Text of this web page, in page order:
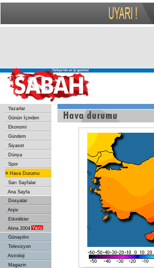
Yazarlar
Günün İçinden
Ekonomi
Gündem
Siyaset
Dünya
Spor
» Hava Durumu
Sarı Sayfalar
Ana Sayfa
Dosyalar
Arşiv
Etkinlikler
Atina 2004
Günaydın
Televizyon
Astroloji
Magazin